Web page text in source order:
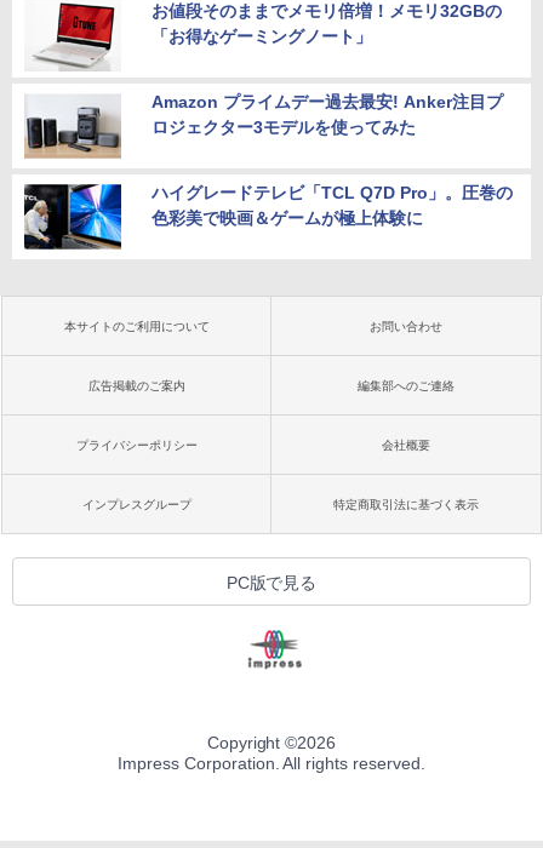
お値段そのままでメモリ倍増！メモリ32GBの
「お得なゲーミングノート」
Amazon プライムデー過去最安! Anker注目プ
ロジェクター3モデルを使ってみた
ハイグレードテレビ「TCL Q7D Pro」。圧巻の
色彩美で映画＆ゲームが極上体験に
本サイトのご利用について お問い合わせ
広告掲載のご案内 編集部へのご連絡
プライバシーポリシー 会社概要
インプレスグループ 特定商取引法に基づく表示
PC版で見る
Copyright ©2026
Impress Corporation. All rights reserved.